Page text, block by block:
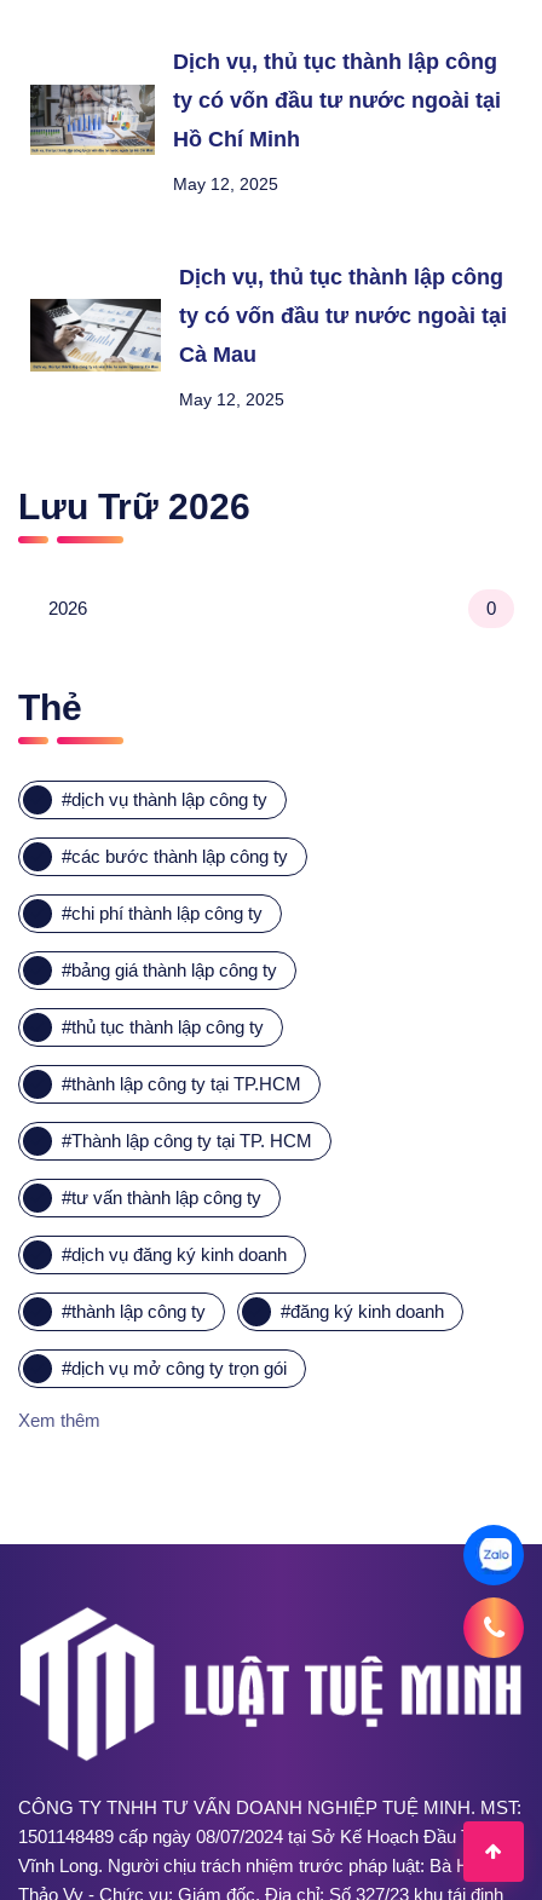
Dịch vụ, thủ tục thành lập công
ty có vốn đầu tư nước ngoài tại
Hồ Chí Minh
May 12, 2025
Dịch vụ, thủ tục thành lập công
ty có vốn đầu tư nước ngoài tại
Cà Mau
May 12, 2025
Lưu Trữ 2026
2026 0
Thẻ
#dịch vụ thành lập công ty
#các bước thành lập công ty
#chi phí thành lập công ty
#bảng giá thành lập công ty
#thủ tục thành lập công ty
#thành lập công ty tại TP.HCM
#Thành lập công ty tại TP. HCM
#tư vấn thành lập công ty
#dịch vụ đăng ký kinh doanh
#thành lập công ty #đăng ký kinh doanh
#dịch vụ mở công ty trọn gói
Xem thêm
CÔNG TY TNHH TƯ VẤN DOANH NGHIỆP TUỆ MINH. MST:
1501148489 cấp ngày 08/07/2024 tại Sở Kế Hoạch Đầu Tư tỉnh
Vĩnh Long. Người chịu trách nhiệm trước pháp luật: Bà Huỳnh
Thảo Vy - Chức vụ: Giám đốc. Địa chỉ: Số 327/23 khu tái định